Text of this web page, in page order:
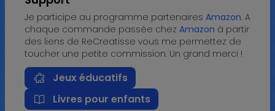
Je participe au programme partenaires Amazon. A
chaque commande passée chez Amazon à partir
des liens de ReCreatisse vous me permettez de
toucher une petite commission. Un grand merci !
Jeux éducatifs
Livres pour enfants